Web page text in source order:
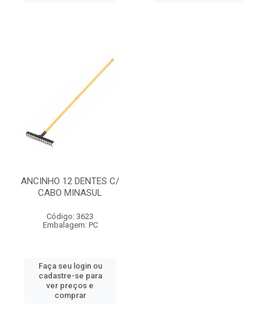
ANCINHO 12 DENTES C/
CABO MINASUL
Código: 3623
Embalagem: PC
Faça seu login ou
cadastre-se para
ver preços e
comprar